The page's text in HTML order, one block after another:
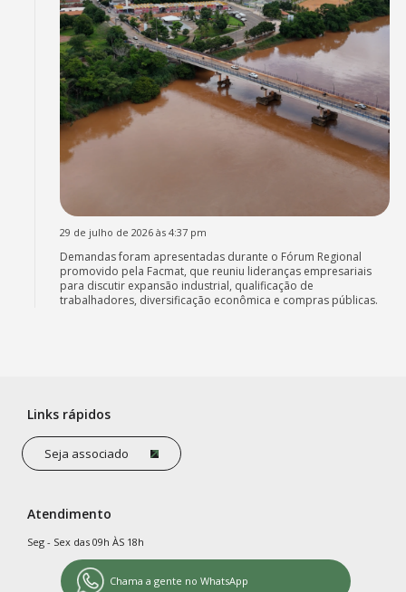
29 de julho de 2026 às 4:37 pm
Demandas foram apresentadas durante o Fórum Regional
promovido pela Facmat, que reuniu lideranças empresariais
para discutir expansão industrial, qualificação de
trabalhadores, diversificação econômica e compras públicas.
Links rápidos
Seja associado
Atendimento
Seg - Sex das 09h ÀS 18h
Chama a gente no WhatsApp